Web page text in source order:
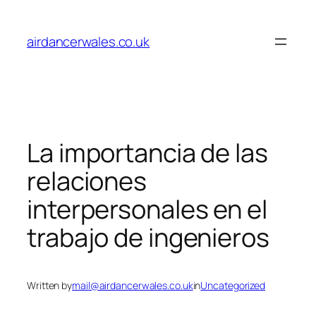
content
airdancerwales.co.uk
La importancia de las
relaciones
interpersonales en el
trabajo de ingenieros
Written bymail@airdancerwales.co.ukinUncategorized